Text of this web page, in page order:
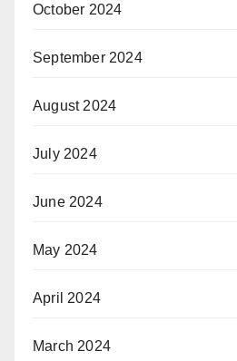
October 2024
September 2024
August 2024
July 2024
June 2024
May 2024
April 2024
March 2024